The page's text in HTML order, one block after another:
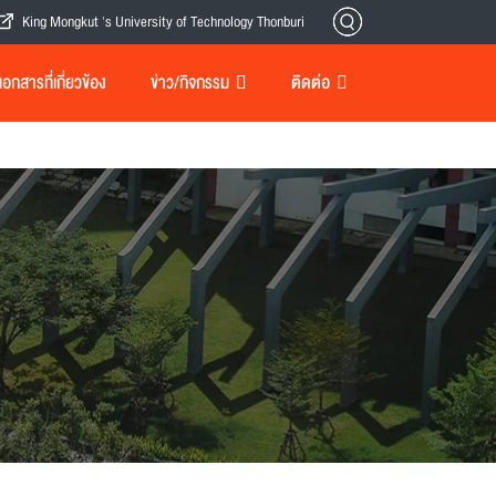
King Mongkut 's University of Technology Thonburi
กสารที่เกี่ยวข้อง ข่าว/กิจกรรม ติดต่อ